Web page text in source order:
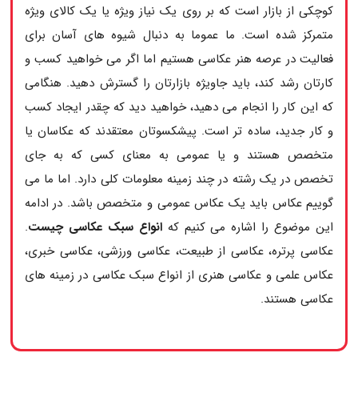
کوچکی از بازار است که بر روی یک نیاز ویژه یا یک کالای ویژه
متمرکز شده است. ما عموما به دنبال شیوه های آسان برای
فعالیت در عرصه هنر عکاسی هستیم اما اگر می خواهید کسب و
کارتان رشد کند، باید جاویژه بازارتان را گسترش دهید. هنگامی
که این کار را انجام می دهید، خواهید دید که چقدر ایجاد کسب
و کار جدید، ساده تر است. پیشکسوتان معتقدند که عکاسان یا
متخصص هستند و یا عمومی به معنای کسی که به جای
تخصص در یک رشته در چند زمینه معلومات کلی دارد. اما ما می
گوییم عکاس باید یک عکاس عمومی و متخصص باشد. در ادامه
این موضوع را اشاره می کنیم کهانواع سبک عکاسی چیست.
عکاسی پرتره، عکاسی از طبیعت، عکاسی ورزشی، عکاسی خبری،
عکاس علمی و عکاسی هنری از انواع سبک عکاسی در زمینه های
عکاسی هستند.